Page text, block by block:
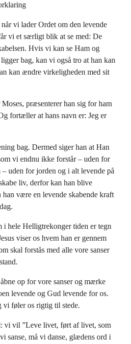
vi lader Ordet om den levende
vi et særligt blik at se med: De
Hvis vi kan se Ham og
bag, kan vi også tro at han kan
kan ændre virkeligheden med sit
præsenterer han sig for ham
fortæller at hans navn er: Jeg er
bag. Dermed siger han at Han
vi endnu ikke forstår – uden for
uden for jorden og i alt levende på
liv, derfor kan han blive
han være en levende skabende kraft
i hele Helligtrekonger tiden er tegn
viser os hvem han er gennem
skal forstås med alle vore sanser
op for vore sanser og mærke
levende og Gud levende for os.
føler os rigtig til stede.
vi vil ”Leve livet, ført af livet, som
sanse, må vi danse, glædens ord i